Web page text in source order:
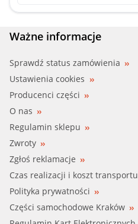
Ważne informacje
Sprawdź status zamówienia
Ustawienia cookies
Producenci części
O nas
Regulamin sklepu
Zwroty
Zgłoś reklamacje
Czas realizacji i koszt transportu
Polityka prywatności
Części samochodowe Kraków